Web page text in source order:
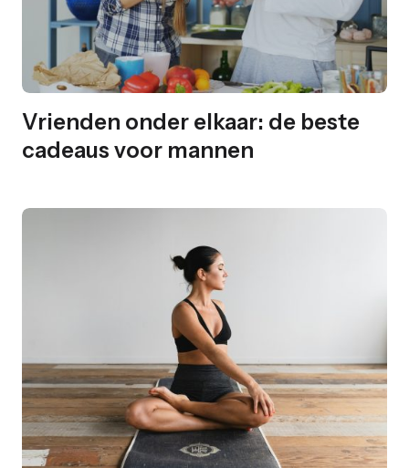
Vrienden onder elkaar: de beste
cadeaus voor mannen